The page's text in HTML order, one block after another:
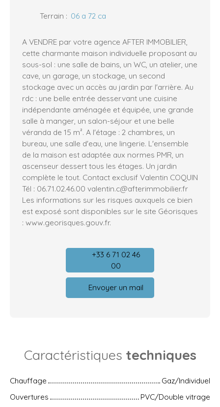
Terrain : 06 a 72 ca
A VENDRE par votre agence AFTER IMMOBILIER,
cette charmante maison individuelle proposant au
sous-sol : une salle de bains, un WC, un atelier, une
cave, un garage, un stockage, un second
stockage avec un accès au jardin par l'arrière. Au
rdc : une belle entrée desservant une cuisine
indépendante aménagée et équipée, une grande
salle à manger, un salon-séjour et une belle
véranda de 15 m². A l'étage : 2 chambres, un
bureau, une salle d'eau, une lingerie. L'ensemble
de la maison est adaptée aux normes PMR, un
ascenseur dessert tous les étages. Un jardin
complète le tout. Contact exclusif Valentin COQUIN
Tél : 06.71.02.46.00 valentin.c@afterimmobilier.fr
Les informations sur les risques auxquels ce bien
est exposé sont disponibles sur le site Géorisques
: www.georisques.gouv.fr.
+33 6 71 02 46
00
Envoyer un mail
Caractéristiques techniques
Chauffage
Gaz/Individuel
Ouvertures
PVC/Double vitrage